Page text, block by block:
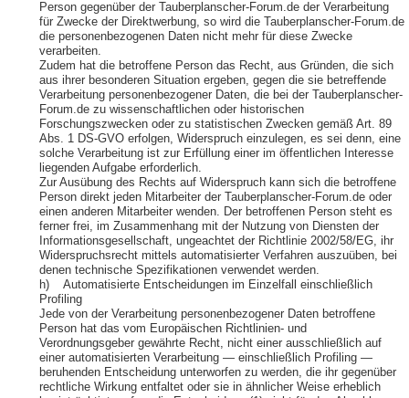
Person gegenüber der Tauberplanscher-Forum.de der Verarbeitung
für Zwecke der Direktwerbung, so wird die Tauberplanscher-Forum.de
die personenbezogenen Daten nicht mehr für diese Zwecke
verarbeiten.
Zudem hat die betroffene Person das Recht, aus Gründen, die sich
aus ihrer besonderen Situation ergeben, gegen die sie betreffende
Verarbeitung personenbezogener Daten, die bei der Tauberplanscher-
Forum.de zu wissenschaftlichen oder historischen
Forschungszwecken oder zu statistischen Zwecken gemäß Art. 89
Abs. 1 DS-GVO erfolgen, Widerspruch einzulegen, es sei denn, eine
solche Verarbeitung ist zur Erfüllung einer im öffentlichen Interesse
liegenden Aufgabe erforderlich.
Zur Ausübung des Rechts auf Widerspruch kann sich die betroffene
Person direkt jeden Mitarbeiter der Tauberplanscher-Forum.de oder
einen anderen Mitarbeiter wenden. Der betroffenen Person steht es
ferner frei, im Zusammenhang mit der Nutzung von Diensten der
Informationsgesellschaft, ungeachtet der Richtlinie 2002/58/EG, ihr
Widerspruchsrecht mittels automatisierter Verfahren auszuüben, bei
denen technische Spezifikationen verwendet werden.
h) Automatisierte Entscheidungen im Einzelfall einschließlich
Profiling
Jede von der Verarbeitung personenbezogener Daten betroffene
Person hat das vom Europäischen Richtlinien- und
Verordnungsgeber gewährte Recht, nicht einer ausschließlich auf
einer automatisierten Verarbeitung — einschließlich Profiling —
beruhenden Entscheidung unterworfen zu werden, die ihr gegenüber
rechtliche Wirkung entfaltet oder sie in ähnlicher Weise erheblich